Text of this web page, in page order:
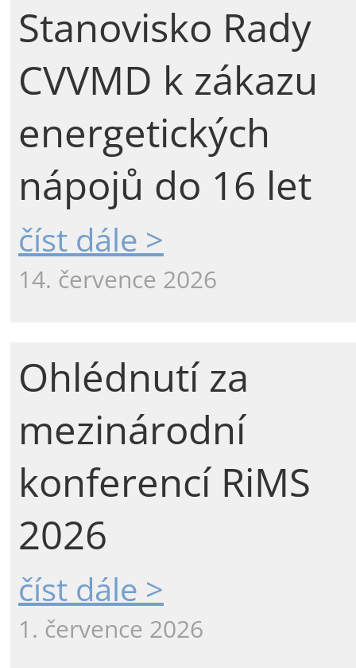
Stanovisko Rady
CVVMD k zákazu
energetických
nápojů do 16 let
číst dále >
14. července 2026
Ohlédnutí za
mezinárodní
konferencí RiMS
2026
číst dále >
1. července 2026